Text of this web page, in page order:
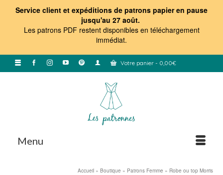
Service client et expéditions de patrons papier en pause
jusqu'au 27 août.
Les patrons PDF restent disponibles en téléchargement
immédiat.
Votre panier - 0,00€
Menu
Accueil » Boutique » Patrons Femme » Robe ou top Morris